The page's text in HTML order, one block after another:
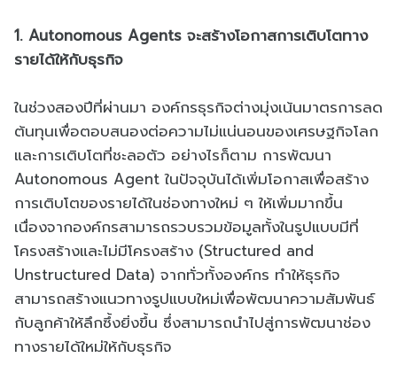
1. Autonomous Agents จะสร้างโอกาสการเติบโตทาง
รายได้ให้กับธุรกิจ
ในช่วงสองปีที่ผ่านมา องค์กรธุรกิจต่างมุ่งเน้นมาตรการลด
ต้นทุนเพื่อตอบสนองต่อความไม่แน่นอนของเศรษฐกิจโลก
และการเติบโตที่ชะลอตัว อย่างไรก็ตาม การพัฒนา
Autonomous Agent ในปัจจุบันได้เพิ่มโอกาสเพื่อสร้าง
การเติบโตของรายได้ในช่องทางใหม่ ๆ ให้เพิ่มมากขึ้น
เนื่องจากองค์กรสามารถรวบรวมข้อมูลทั้งในรูปแบบมีที่
โครงสร้างและไม่มีโครงสร้าง (Structured and
Unstructured Data‎) จากทั่วทั้งองค์กร ทำให้ธุรกิจ
สามารถสร้างแนวทางรูปแบบใหม่เพื่อพัฒนาความสัมพันธ์
กับลูกค้าให้ลึกซึ้งยิ่งขึ้น ซึ่งสามารถนำไปสู่การพัฒนาช่อง
ทางรายได้ใหม่ให้กับธุรกิจ